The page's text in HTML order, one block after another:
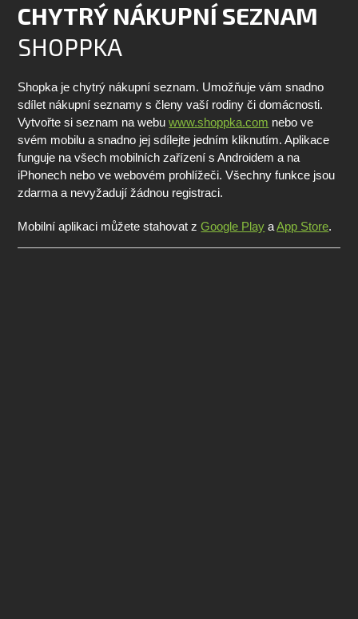
CHYTRÝ NÁKUPNÍ SEZNAM
SHOPPKA
Shopka je chytrý nákupní seznam. Umožňuje vám snadno
sdílet nákupní seznamy s členy vaší rodiny či domácnosti.
Vytvořte si seznam na webuwww.shoppka.com nebo ve
svém mobilu a snadno jej sdílejte jedním kliknutím. Aplikace
funguje na všech mobilních zařízení s Androidem a na
iPhonech nebo ve webovém prohlížeči. Všechny funkce jsou
zdarma a nevyžadují žádnou registraci.
Mobilní aplikaci můžete stahovat zGoogle Play aApp Store.